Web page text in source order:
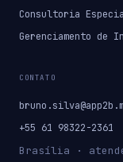
Consultoria
Gerenciamento de
CONTATO
+55 61 98322-2361
Brasília ·